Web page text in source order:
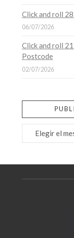
Click and roll
06/07/2026
Click and roll
Postcode
02/07/2026
Publicaciones
anteriores